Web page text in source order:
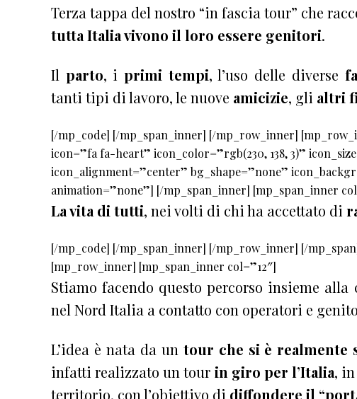
Terza tappa del nostro “in fascia tour” che
tutta Italia vivono il loro essere genitori.
Il parto, iprimi tempi, l’uso delle diverse
tanti tipi di lavoro, le nuove amicizie, gli altri
[/mp_code] [/mp_span_inner] [/mp_row_inner]
icon=”fa fa-heart” icon_color=”rgb(230, 138, 3)”
icon_alignment=”center” bg_shape=”none”
animation=”none”] [/mp_span_inner] [mp_span_inner
La vita di tutti, nei volti di chi ha accettato di
[/mp_code] [/mp_span_inner] [/mp_row_inner] [/
[mp_row_inner] [mp_span_inner col=”12″]
Stiamo facendo questo percorso insieme alla
nel Nord Italia a contatto con operatori e
L’idea è nata da un tour che si è realmente
infatti realizzato un tour in giro per l’Italia,
territorio, con l’obiettivo di diffondere il